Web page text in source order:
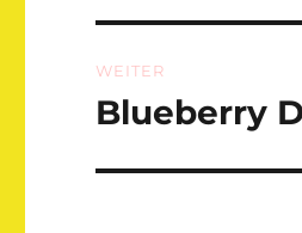
WEITER
Nächster
Blueberry